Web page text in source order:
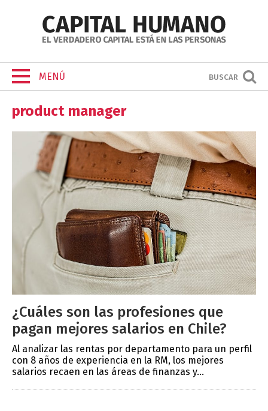
MENÚ BUSCAR
product manager
¿Cuáles son las profesiones que
pagan mejores salarios en Chile?
Al analizar las rentas por departamento para un perfil
con 8 años de experiencia en la RM, los mejores
salarios recaen en las áreas de finanzas y...